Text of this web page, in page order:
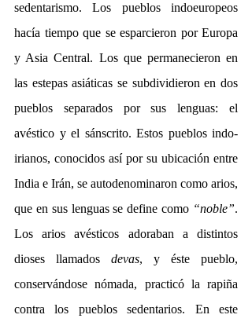
sedentarismo. Los pueblos indoeuropeos
hacía tiempo que se esparcieron por Europa
y Asia Central. Los que permanecieron en
las estepas asiáticas se subdividieron en dos
pueblos separados por sus lenguas: el
avéstico y el sánscrito. Estos pueblos indo-
irianos, conocidos así por su ubicación entre
India e Irán, se autodenominaron como arios,
que en sus lenguas se define como “noble”.
Los arios avésticos adoraban a distintos
dioses llamados devas, y éste pueblo,
conservándose nómada, practicó la rapiña
contra los pueblos sedentarios. En este